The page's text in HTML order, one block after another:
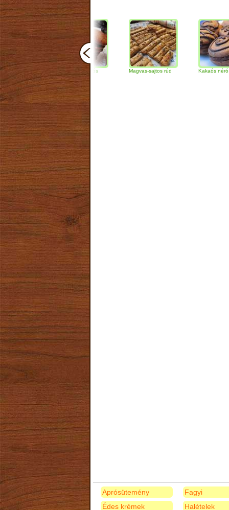
Csokoládés-diós
szendvics
Magvas-sajtos rúd Kakaós néró
Aprósütemény
Édes krémek
Fagyi
Halételek